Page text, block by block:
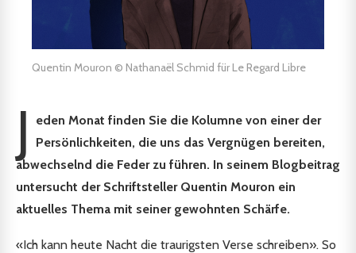
Quentin Mouron © Nathanaël Schmid für Le Regard Libre
J eden Monat finden Sie die Kolumne von einer der
Persönlichkeiten, die uns das Vergnügen bereiten,
abwechselnd die Feder zu führen. In seinem Blogbeitrag
untersucht der Schriftsteller Quentin Mouron ein
aktuelles Thema mit seiner gewohnten Schärfe.
«Ich kann heute Nacht die traurigsten Verse schreiben». So